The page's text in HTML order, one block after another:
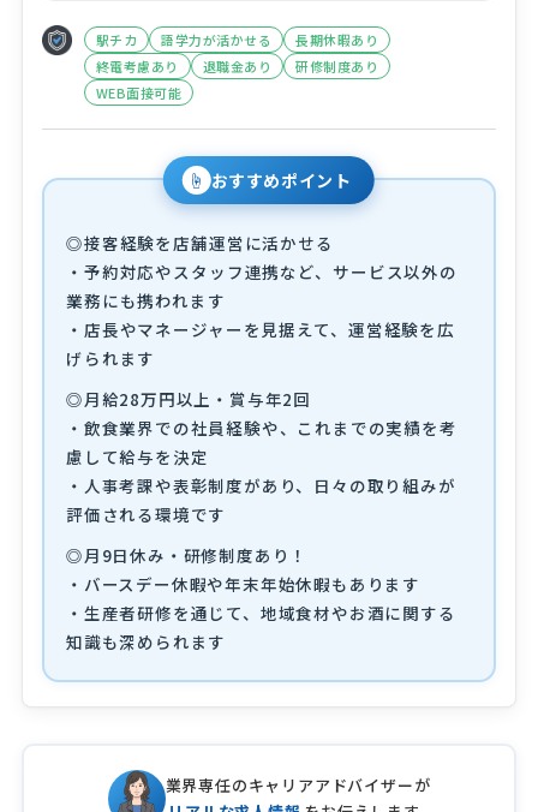
駅チカ 語学力が活かせる
長期休暇あり
終電考慮あり
退職金あり
研修制度あり
WEB面接可能
☝ おすすめポイント
◎接客経験を店舗運営に活かせる
・予約対応やスタッフ連携など、サービス以外の
業務にも携われます
・店長やマネージャーを見据えて、運営経験を広
げられます
◎月給28万円以上・賞与年2回
・飲食業界での社員経験や、これまでの実績を考
慮して給与を決定
・人事考課や表彰制度があり、日々の取り組みが
評価される環境です
◎月9日休み・研修制度あり！
・バースデー休暇や年末年始休暇もあります
・生産者研修を通じて、地域食材やお酒に関する
知識も深められます
業界専任のキャリアアドバイザーが